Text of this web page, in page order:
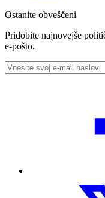
Ostanite obveščeni
Pridobite najnovejše
e-pošto.